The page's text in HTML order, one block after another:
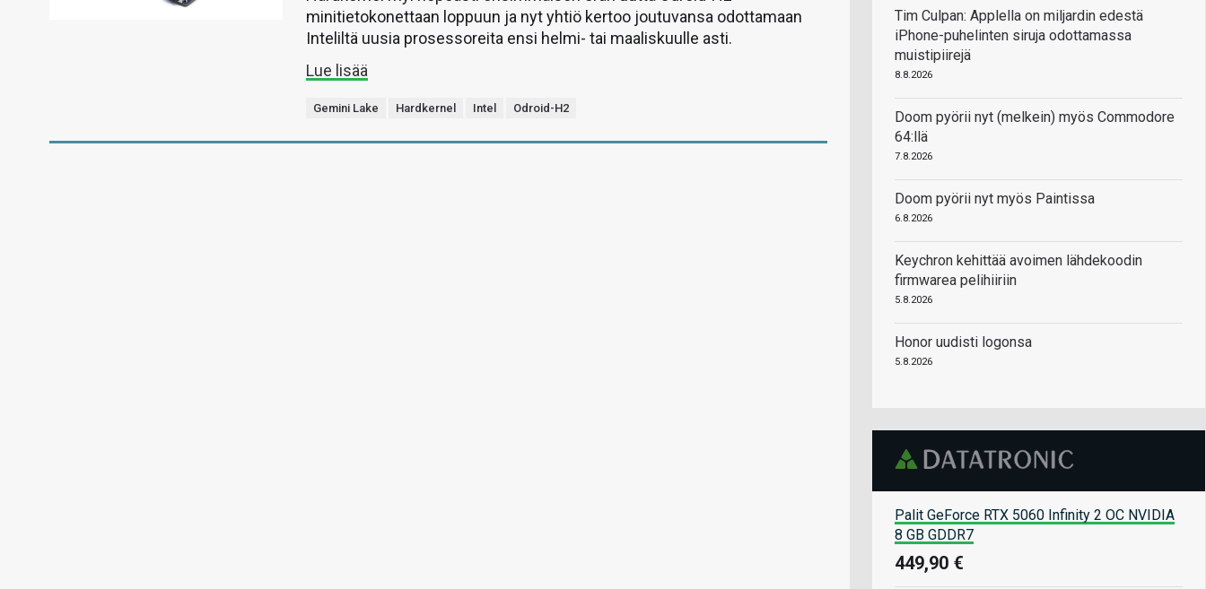
minitietokonettaan loppuun ja nyt yhtiö kertoo joutuvansa odottamaan
Inteliltä uusia prosessoreita ensi helmi- tai maaliskuulle asti.
Lue lisää
Gemini Lake Hardkernel Intel Odroid-H2
Tim Culpan: Applella on miljardin edestä
iPhone-puhelinten siruja odottamassa
muistipiirejä
8.8.2026
Doom pyörii nyt (melkein) myös Commodore
64:llä
7.8.2026
Doom pyörii nyt myös Paintissa
6.8.2026
Keychron kehittää avoimen lähdekoodin
firmwarea pelihiiriin
5.8.2026
Honor uudisti logonsa
5.8.2026
Palit GeForce RTX 5060 Infinity 2 OC NVIDIA
8 GB GDDR7
449,90 €